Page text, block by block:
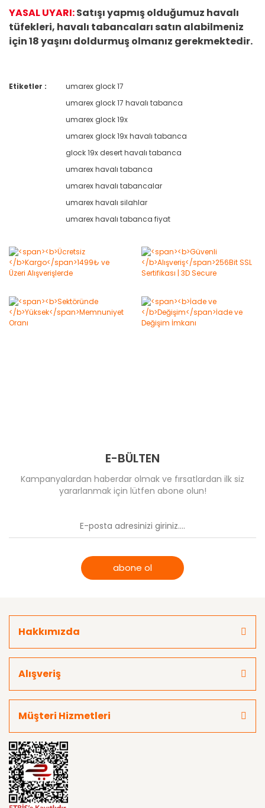
YASAL UYARI:Satışı yapmış olduğumuz havalı
tüfekleri, havalı tabancaları satın alabilmeniz
için 18 yaşını doldurmuş olmanız gerekmektedir.
Yorum Yaz
Etiketler :
umarex glock 17
umarex glock 17 havalı tabanca
umarex glock 19x
umarex glock 19x havalı tabanca
glock 19x desert havalı tabanca
umarex havalı tabanca
umarex havalı tabancalar
umarex havalı silahlar
umarex havalı tabanca fiyat
E-BÜLTEN
Kampanyalardan haberdar olmak ve fırsatlardan ilk siz
yararlanmak için lütfen abone olun!
abone ol
Hakkımızda
Alışveriş
Müşteri Hizmetleri